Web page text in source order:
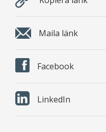
Maila länk
Facebook
LinkedIn